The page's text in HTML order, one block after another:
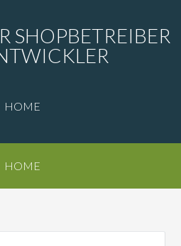
SHOPBETREIBER
HOME
HOME